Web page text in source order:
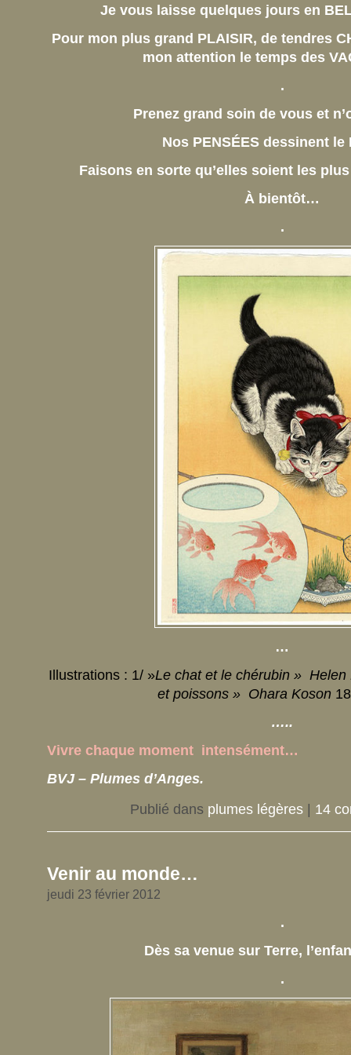
Je vous laisse quelques jours en
Pour mon plus grand PLAISIR, de tendres
mon attention le temps des
.
Prenez grand soin de vous et
Nos PENSÉES dessinent le
Faisons en sorte qu’elles soient les
À bientôt…
.
…
Illustrations : 1/ »Le chat et le chérubin »
et poissons » Ohara Koson
…..
Vivre chaque moment intensément…
BVJ – Plumes d’Anges.
Publié dans plumes légères| 14
Venir au monde…
jeudi 23 février 2012
.
Dès sa venue sur Terre,
.